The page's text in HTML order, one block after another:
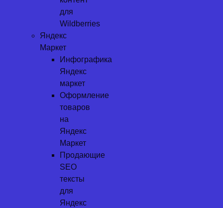
для
Wildberries
Яндекс
Маркет
Инфографика
Яндекс
маркет
Оформление
товаров
на
Яндекс
Маркет
Продающие
SEO
тексты
для
Яндекс